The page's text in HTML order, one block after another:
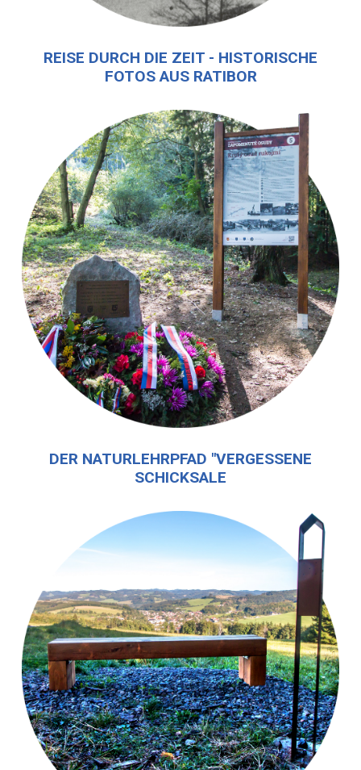
REISE DURCH DIE ZEIT - HISTORISCHE
FOTOS AUS RATIBOR
DER NATURLEHRPFAD "VERGESSENE
SCHICKSALE